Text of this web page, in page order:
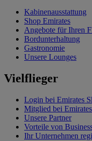
Kabinenausstattung
Shop Emirates
Angebote für Ihren
Bordunterhaltung
Gastronomie
Unsere Lounges
Vielflieger
Login bei Emirates
Mitglied bei
Unsere Partner
Vorteile von
Ihr Unternehmen